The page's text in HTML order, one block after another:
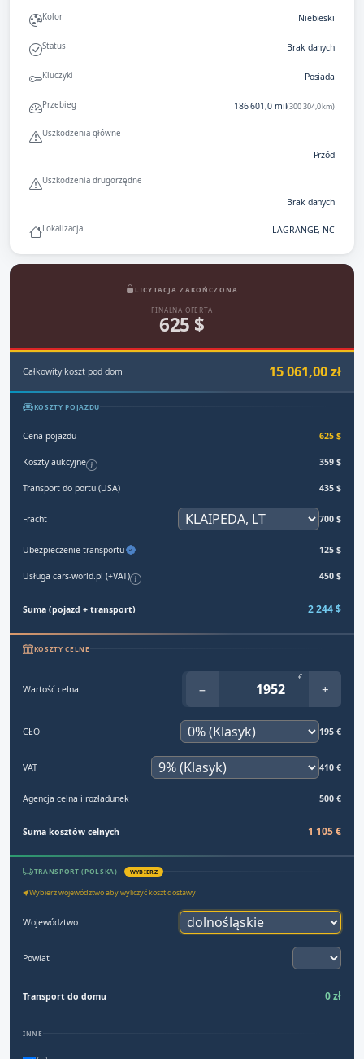
Kolor Niebieski
Status Brak danych
Kluczyki Posiada
Przebieg 186 601,0 mil(300 304,0 km)
Uszkodzenia główne
Przód
Uszkodzenia drugorzędne
Brak danych
Lokalizacja LAGRANGE, NC
LICYTACJA ZAKOŃCZONA
FINALNA OFERTA
625 $
Całkowity koszt pod dom 15 061,00 zł
KOSZTY POJAZDU
Cena pojazdu 625 $
Koszty aukcyjne 359 $
Transport do portu (USA) 435 $
Fracht 700 $
Ubezpieczenie transportu 125 $
Usługa cars-world.pl (+VAT) 450 $
Suma (pojazd + transport) 2 244 $
KOSZTY CELNE
Wartość celna −
€
+
CŁO 195 €
VAT 410 €
Agencja celna i rozładunek 500 €
Suma kosztów celnych 1 105 €
TRANSPORT (POLSKA) WYBIERZ
Wybierz województwo aby wyliczyć koszt dostawy
Województwo
Powiat
Transport do domu 0 zł
INNE